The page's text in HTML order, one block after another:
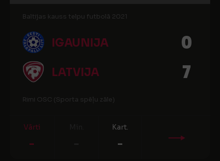
Baltijas kauss telpu futbolā 2021
IGAUNIJA 0
LATVIJA 7
Rimi OSC (Sporta spēļu zāle)
Vārti
-
Kart.
-